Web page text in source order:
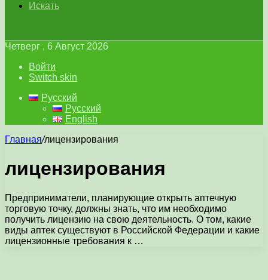
Искать
Четверг , 6 Август 2026
Войти
Switch skin
Русский
Русский
English
Главная/лицензирования
лицензирования
Предприниматели, планирующие открыть аптечную
торговую точку, должны знать, что им необходимо
получить лицензию на свою деятельность. О том, какие
виды аптек существуют в Российской Федерации и какие
лицензионные требования к …